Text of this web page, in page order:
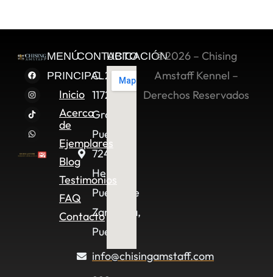
MENÚ
PRINCIPAL
Inicio
Acerca
de
Ejemplares
Blog
Testimonios
FAQ
Contacto
CONTACTO
C. 2 Sur
11722,
Granjas
Puebla,
72490
Heroica
Puebla de
Zaragoza,
Pue.
info@chisingamstaff.com
UBICACIÓN©2026 – Chising
Amstaff Kennel –
Derechos Reservados